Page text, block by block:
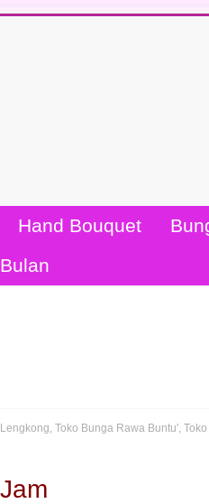
Hand Bouquet
, Toko Bunga Rawa Buntu', Toko